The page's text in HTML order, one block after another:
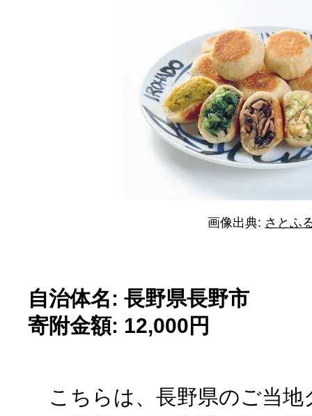
画像出典: さとふ
自治体名: 長野県長野市
寄附金額: 12,000円
こちらは、長野県のご当地